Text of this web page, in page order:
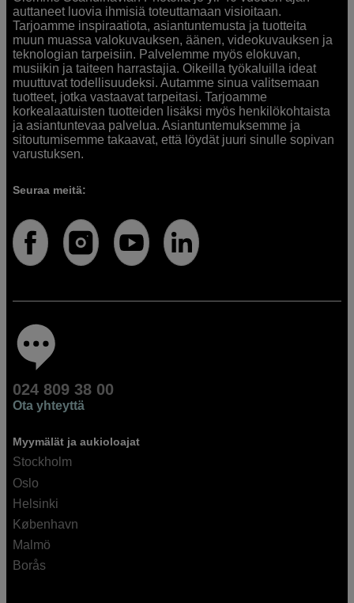
auttaneet luovia ihmisiä toteuttamaan visioitaan.
Tarjoamme inspiraatiota, asiantuntemusta ja tuotteita
muun muassa valokuvauksen, äänen, videokuvauksen ja
teknologian tarpeisiin. Palvelemme myös elokuvan,
musiikin ja taiteen harrastajia. Oikeilla työkaluilla ideat
muuttuvat todellisuudeksi. Autamme sinua valitsemaan
tuotteet, jotka vastaavat tarpeitasi. Tarjoamme
korkealaatuisten tuotteiden lisäksi myös henkilökohtaista
ja asiantuntevaa palvelua. Asiantuntemuksemme ja
sitoutumisemme takaavat, että löydät juuri sinulle sopivan
varustuksen.
Seuraa meitä:
024 809 38 00
Ota yhteyttä
Myymälät ja aukioloajat
Stockholm
Oslo
Helsinki
København
Malmö
Borås